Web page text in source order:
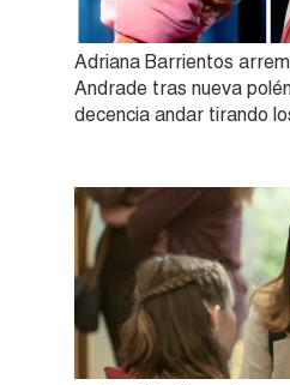
Adriana Barrientos
Andrade tras nueva
decencia andar tirando